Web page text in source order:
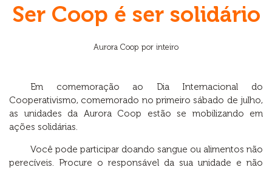
Ser Coop é ser solidário
Aurora Coop por inteiro
Em comemoração ao Dia Internacional do
Cooperativismo, comemorado no primeiro sábado de julho,
as unidades da Aurora Coop estão se mobilizando em
ações solidárias.
Você pode participar doando sangue ou alimentos não
perecíveis. Procure o responsável da sua unidade e não